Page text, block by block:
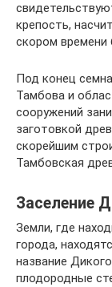
крепость,
скором времени
Под конец
Тамбова и
сооружений
заготовкой
скорейшим
Тамбовская
Заселение
Земли, где
города,
название
плодородные